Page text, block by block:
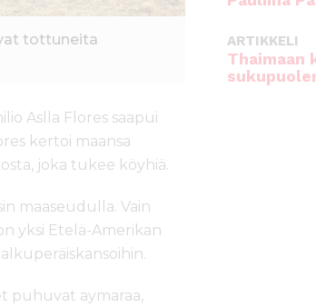
tottuneita
Aslla Flores saapui
kertoi maansa
joka tukee köyhiä.
maaseudulla. Vain
yksi Etelä-Amerikan
puhuvat aymaraa,
ARTIKKELI
Thaimaan